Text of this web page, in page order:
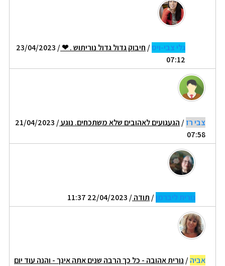
גלי צבי-ויס/ חיבוק גדול גדול נוריתוש . ❤
/ 23/04/2023
07:12
צבי רז/ הגעגועים לאהובים שלא משתכחים. נוגע
/ 21/04/2023
07:58
נורית ליברמן/ תודה/ 22/04/2023 11:37
אביה/ נורית אהובה - כל כך הרבה שנים אתה אינך - והנה עוד יום